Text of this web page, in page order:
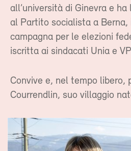
all’università di Ginevra e
al Partito socialista a Berna,
campagna per le elezioni
iscritta ai sindacati Unia e
Convive e, nel tempo libero,
Courrendlin, suo villaggio